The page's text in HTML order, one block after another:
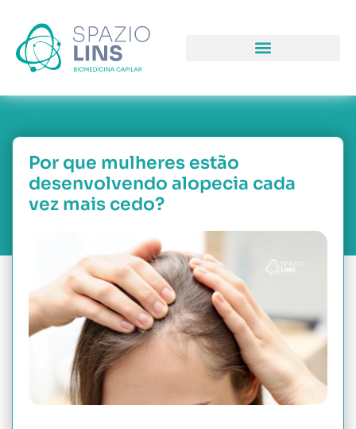
Por que mulheres estão
desenvolvendo alopecia cada
vez mais cedo?